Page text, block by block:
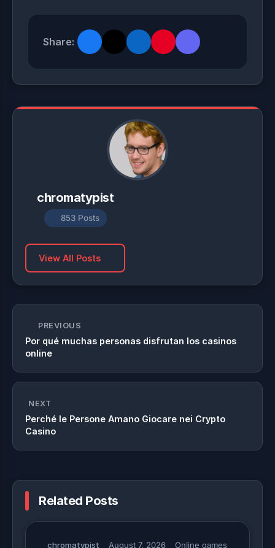
Share:
chromatypist
853 Posts
View All Posts
PREVIOUS
Por qué muchas personas disfrutan los casinos
online
NEXT
Perché le Persone Amano Giocare nei Crypto
Casino
Related Posts
chromatypist August 7, 2026 Online games